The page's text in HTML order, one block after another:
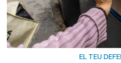
EL TEU